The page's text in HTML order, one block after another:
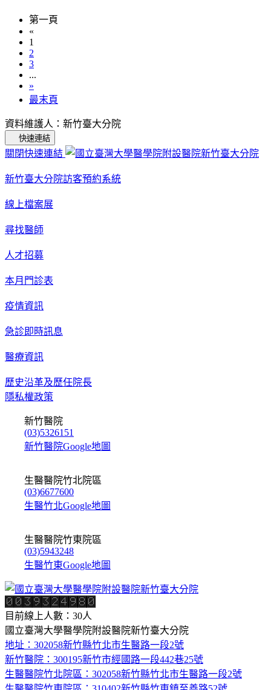
第一頁
«
1
2
3
...
»
最末頁
資料維護人：新竹臺大分院
快速連結
關閉快速連結
新竹臺大分院訪客預約系統
線上檔案展
尋找醫師
人才招募
本月門診表
疫情資訊
急診即時訊息
醫療資訊
歷史沿革及歷任院長
隱私權政策
新竹醫院
(03)5326151
新竹醫院Google地圖
生醫醫院竹北院區
(03)6677600
生醫竹北Google地圖
生醫醫院竹東院區
(03)5943248
生醫竹東Google地圖
目前線上人數：30人
國立臺灣大學醫學院附設醫院新竹臺大分院
地址：302058新竹縣竹北市生醫路一段2號
新竹醫院：300195新竹市經國路一段442巷25號
生醫醫院竹北院區：302058新竹縣竹北市生醫路一段2號